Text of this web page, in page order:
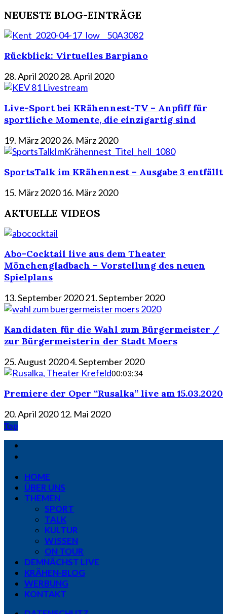
NEUESTE BLOG-EINTRÄGE
Rückblick: Virtuelles Barpiano
28. April 202028. April 2020
Live-Sport bei KRähennest-TV – Anpfiff für
sportliche Momente, die einzigartig sind
19. März 202026. März 2020
SportsTalk im KRähennest – Ausgabe 3 entfällt
15. März 2020 16. März 2020
AKTUELLE VIDEOS
Abo-Cocktail live aus dem Theater
Mönchengladbach – Vorstellung des neuen
Spielplans
13. September 202021. September 2020
Kandidaten für die Wahl zum Bürgermeister /
zur Bürgermeisterin der Stadt Moers
25. August 20204. September 2020
00:03:34
Premiere der Oper “Rusalka” live am 15.03.2020
20. April 2020 12. Mai 2020
Top
HOME
ÜBER UNS
THEMEN
SPORT
TALK
KULTUR
WISSEN
ON TOUR
DEMNÄCHST LIVE
KRÄHEN-BLOG
WERBUNG
KONTAKT